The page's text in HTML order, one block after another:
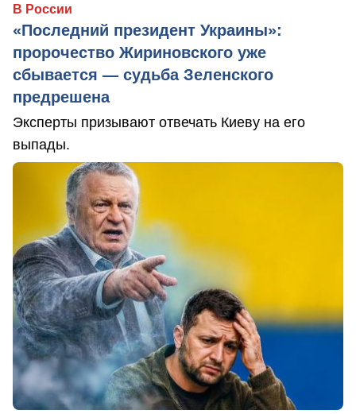
В России
«Последний президент Украины»:
пророчество Жириновского уже
сбывается — судьба Зеленского
предрешена
Эксперты призывают отвечать Киеву на его
выпады.